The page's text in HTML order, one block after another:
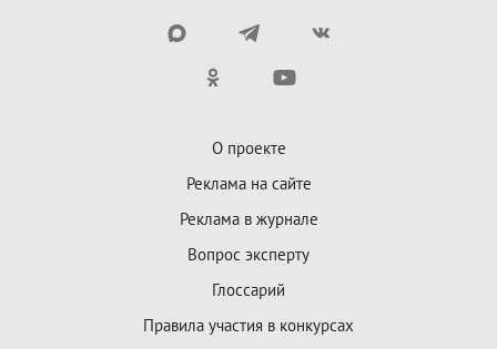
О проекте
Реклама на сайте
Реклама в журнале
Вопрос эксперту
Глоссарий
Правила участия в конкурсах